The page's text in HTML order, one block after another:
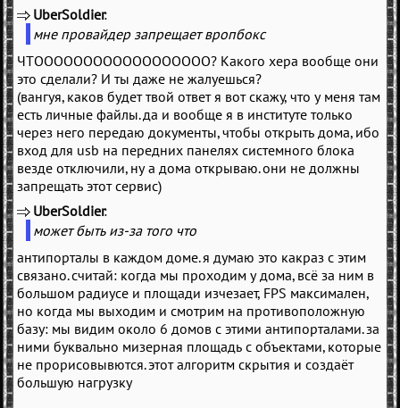
UberSoldier
мне провайдер запрещает вропбокс
ЧТОООООООООООООООООО? Какого хера вообще они
это сделали? И ты даже не жалуешься?
(вангуя, каков будет твой ответ я вот скажу, что у меня там
есть личные файлы. да и вообще я в институте только
через него передаю документы, чтобы открыть дома, ибо
вход для usb на передних панелях системного блока
везде отключили, ну а дома открываю. они не должны
запрещать этот сервис)
UberSoldier
может быть из-за того что
антипорталы в каждом доме. я думаю это какраз с этим
связано. считай: когда мы проходим у дома, всё за ним в
большом радиусе и площади изчезает, FPS максимален,
но когда мы выходим и смотрим на противоположную
базу: мы видим около 6 домов с этими антипорталами. за
ними буквально мизерная площадь с объектами, которые
не прорисовывются. этот алгоритм скрытия и создаёт
большую нагрузку